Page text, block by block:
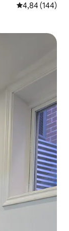
4,84 de uma
4,84 (144)